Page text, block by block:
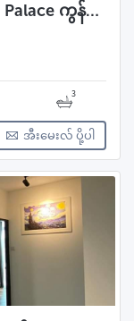
မရမ်းကုန်းမြို့နယ်ရှိ Diamond Inya Palace ကွန်ဒို Inya Viewအခန်းရောင်းမည်
3
အီးမေးလ် ပို့ပါ